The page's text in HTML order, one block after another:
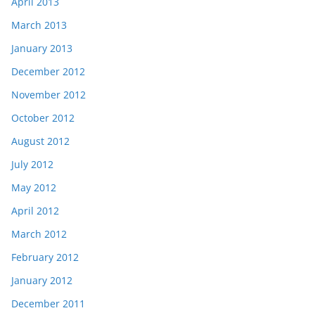
March 2013
January 2013
December 2012
November 2012
October 2012
August 2012
July 2012
May 2012
April 2012
March 2012
February 2012
January 2012
December 2011